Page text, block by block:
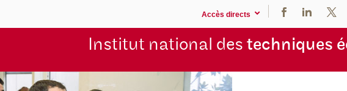
Accès directs
Institut national des techniques